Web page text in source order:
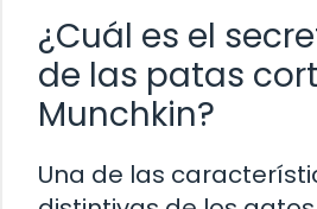
¿Cuál es el
de las patas
Munchkin?
Una de las